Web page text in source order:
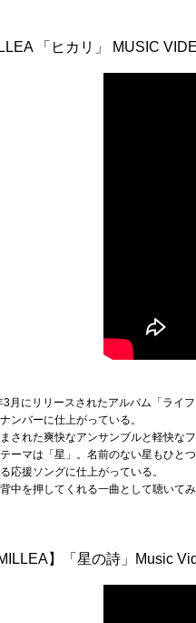
「ヒカリ」 MUSIC
3月にリリースされたアルバム「ライ
ンバーに仕上がっている。
された爽快なアンサンブルと軽快な
ーマは「星」。名前のない星もひと
応援ソングに仕上がっている。
中を押してくれる一曲として聴いてみ
】「星の詩」Music